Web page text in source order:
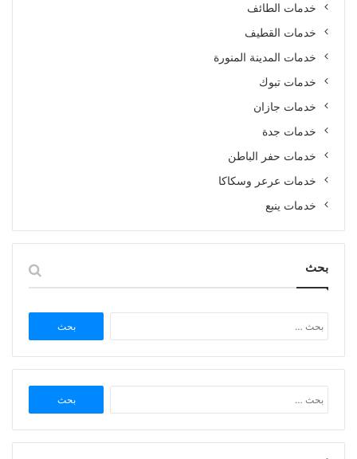
خدمات الطائف
خدمات القطيف
خدمات المدينة المنورة
خدمات تبوك
خدمات جازان
خدمات جدة
خدمات حفر الباطن
خدمات عرعر وسكاكا
خدمات ينبع
بحث
عن:
عن: